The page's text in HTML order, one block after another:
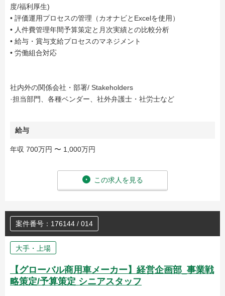
度/福利厚生)
• 評価運用プロセスの管理（カオナビとExcelを使用）
• 人件費管理年間予算策定と月次実績との比較分析
• 給与・賞与支給プロセスのマネジメント
• 労働組合対応
社内外の関係会社・部署/ Stakeholders
·担当部門、各種ベンダー、社外弁護士・社労士など
給与
年収 700万円 〜 1,000万円
この求人を見る
案件番号：176144 / 014
大手・上場
【グローバル商用車メーカー】経営企画部_事業戦
略策定/予算策定 シニアスタッフ